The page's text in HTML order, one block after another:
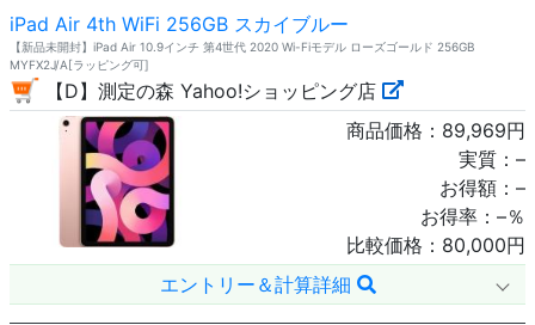
iPad Air 4th WiFi 256GB スカイブルー
【新品未開封】iPad Air 10.9インチ 第4世代 2020 Wi-Fiモデル ローズゴールド 256GB
MYFX2J/A[ラッピング可]
【D】測定の森 Yahoo!ショッピング店
商品価格： 89,969円
実質： –
お得額： –
お得率： –％
比較価格： 80,000円
エントリー＆計算詳細